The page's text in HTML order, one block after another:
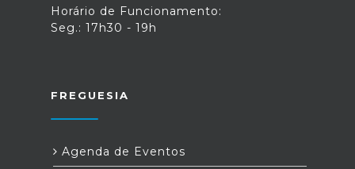
Horário de Funcionamento:
Seg.: 17h30 - 19h
FREGUESIA
Agenda de Eventos